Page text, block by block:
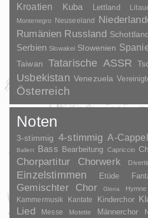
Kroatien Kuba Lettland
Montenegro Neuseeland
Rumänien Russland
Serbien Slowakei Slowenien
Taiwan Tatarische ASSR
Usbekistan Venezuela
Österreich
Noten
3-stimmig 4-stimmig A-
Ballett Bass Bearbeitung Capriccio
Chorpartitur Chorwerk
Einzelstimmen
Etüde
Gemischter Chor Gloria Hymne
Kammermusik Kantate Kinderchor
Lied Messe Motette Männerchor